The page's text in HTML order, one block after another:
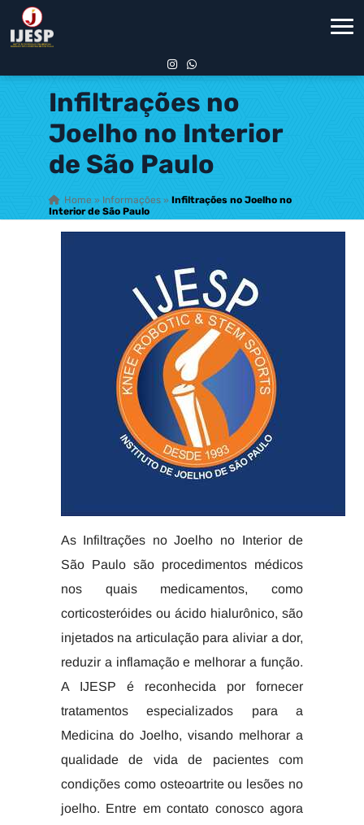
Infiltrações no
Joelho no Interior
de São Paulo
Home » Informações » Infiltrações no Joelho no
Interior de São Paulo
As Infiltrações no Joelho no Interior de
São Paulo são procedimentos médicos
nos quais medicamentos, como
corticosteróides ou ácido hialurônico, são
injetados na articulação para aliviar a dor,
reduzir a inflamação e melhorar a função.
A IJESP é reconhecida por fornecer
tratamentos especializados para a
Medicina do Joelho, visando melhorar a
qualidade de vida de pacientes com
condições como osteoartrite ou lesões no
joelho. Entre em contato conosco agora